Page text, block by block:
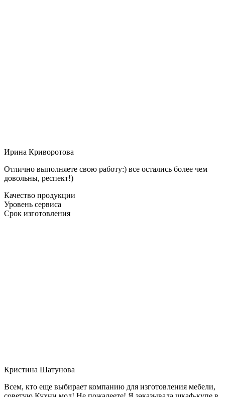
Ирина Криворотова
Отлично выполняете свою работу:) все остались более чем
довольны, респект!)
Качество продукции
Уровень сервиса
Срок изготовления
Кристина Шатунова
Всем, кто еще выбирает компанию для изготовления мебели,